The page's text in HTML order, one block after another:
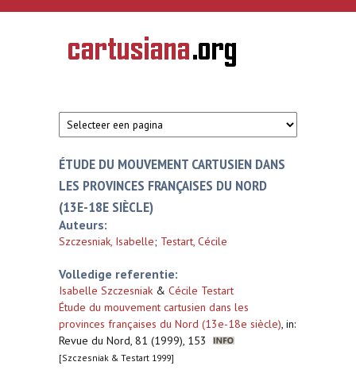
Overslaan en naar de inhoud gaan
CARTUSIANA
Geschiedenis
van de
ÉTUDE DU MOUVEMENT CARTUSIEN DANS
LES PROVINCES FRANÇAISES DU NORD
(13E-18E SIÈCLE)
Auteurs:
Szczesniak, Isabelle; Testart, Cécile
Volledige referentie:
Isabelle Szczesniak & Cécile Testart
Étude du mouvement cartusien dans les
provinces françaises du Nord (13e-18e siècle), in:
Revue du Nord, 81 (1999), 153
[Szczesniak & Testart 1999]